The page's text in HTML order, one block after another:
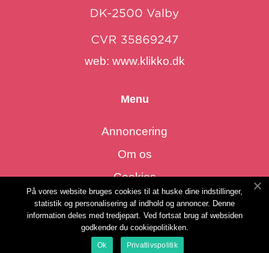
web: www.klikko.dk
Menu
Annoncering
Om os
Cookies
Kontakt os
Sitemap
På vores website bruges cookies til at huske dine indstillinger,
statistik og personalisering af indhold og annoncer. Denne
information deles med tredjepart. Ved fortsat brug af websiden
godkender du cookiepolitikken.
Ok Privatlivspolitik